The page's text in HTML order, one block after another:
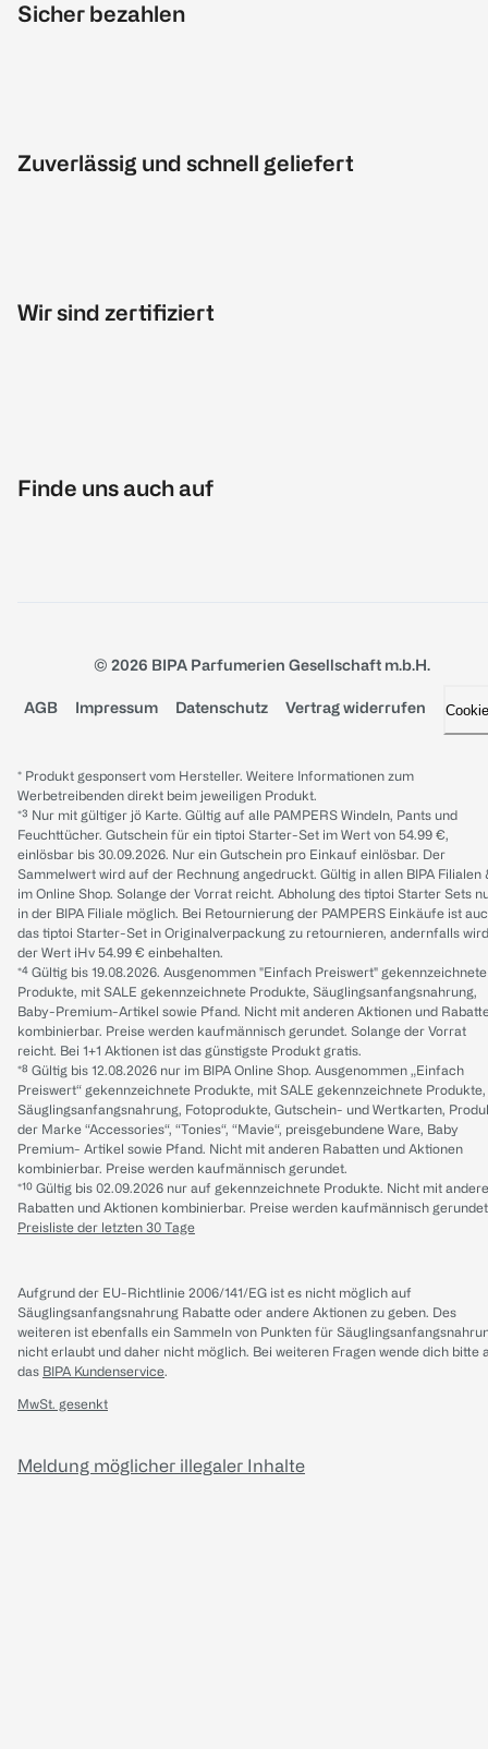
Sicher bezahlen
Zuverlässig und schnell geliefert
Wir sind zertifiziert
Finde uns auch auf
© 2026 BIPA Parfumerien Gesellschaft m.b.H.
AGB Impressum Datenschutz Vertrag widerrufen
* Produkt gesponsert vom Hersteller. Weitere Informationen zum
Werbetreibenden direkt beim jeweiligen Produkt.
*³ Nur mit gültiger jö Karte. Gültig auf alle PAMPERS Windeln, Pants und
Feuchttücher. Gutschein für ein tiptoi Starter-Set im Wert von 54.99 €,
einlösbar bis 30.09.2026. Nur ein Gutschein pro Einkauf einlösbar. Der
Sammelwert wird auf der Rechnung angedruckt. Gültig in allen BIPA Filialen
im Online Shop. Solange der Vorrat reicht. Abholung des tiptoi Starter Sets
in der BIPA Filiale möglich. Bei Retournierung der PAMPERS Einkäufe ist
das tiptoi Starter-Set in Originalverpackung zu retournieren, andernfalls wird
der Wert iHv 54.99 € einbehalten.
*⁴ Gültig bis 19.08.2026. Ausgenommen "Einfach Preiswert" gekennzeichnete
Produkte, mit SALE gekennzeichnete Produkte, Säuglingsanfangsnahrung,
Baby-Premium-Artikel sowie Pfand. Nicht mit anderen Aktionen und
kombinierbar. Preise werden kaufmännisch gerundet. Solange der Vorrat
reicht. Bei 1+1 Aktionen ist das günstigste Produkt gratis.
*⁸ Gültig bis 12.08.2026 nur im BIPA Online Shop. Ausgenommen „Einfach
Preiswert“ gekennzeichnete Produkte, mit SALE gekennzeichnete Produkte,
Säuglingsanfangsnahrung, Fotoprodukte, Gutschein- und Wertkarten,
der Marke “Accessories“, “Tonies“, “Mavie“, preisgebundene Ware, Baby
Premium- Artikel sowie Pfand. Nicht mit anderen Rabatten und Aktionen
kombinierbar. Preise werden kaufmännisch gerundet.
*¹⁰ Gültig bis 02.09.2026 nur auf gekennzeichnete Produkte. Nicht mit
Rabatten und Aktionen kombinierbar. Preise werden kaufmännisch
Preisliste der letzten 30 Tage
Aufgrund der EU-Richtlinie 2006/141/EG ist es nicht möglich auf
Säuglingsanfangsnahrung Rabatte oder andere Aktionen zu geben. Des
weiteren ist ebenfalls ein Sammeln von Punkten für
nicht erlaubt und daher nicht möglich. Bei weiteren Fragen wende dich bitte
das BIPA Kundenservice.
MwSt. gesenkt
Meldung möglicher illegaler Inhalte